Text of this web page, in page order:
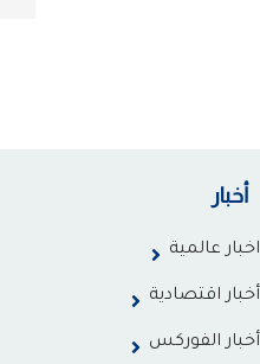
أخبار
اخبار عالمية
أخبار اقتصادية
أخبار الفوركس